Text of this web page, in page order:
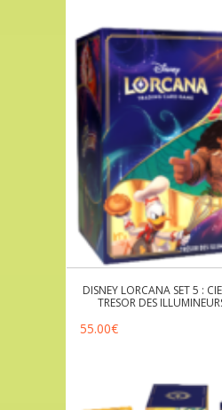
DISNEY LORCANA SET 5 :
TRESOR DES
55.00€